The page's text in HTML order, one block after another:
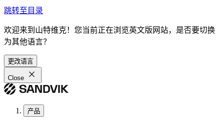
跳转至目录
欢迎来到山特维克！您当前正在浏览英文版网站，是否要切换
为其他语言？
更改语言
Close
产品